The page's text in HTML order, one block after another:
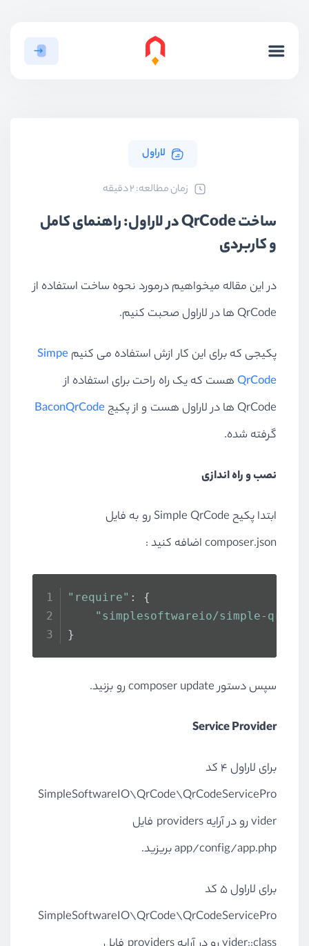
لاراول
ﺯﻣﺎﻥ ﻣﻄﺎﻟﻌﻪ: 2 دقیقه
ساخت QrCode در لاراول: راهنمای کامل
و کاربردی
در این مقاله میخواهیم درمورد نحوه ساخت استفاده از
QrCode ها در لاراول صحبت کنیم.
پکیجی که برای این کار ازش استفاده می کنیم Simpe
QrCodeهست که یک راه راحت برای استفاده از
QrCode ها در لاراول هست و از پکیج
BaconQrCode
گرفته شده.
نصب و راه اندازی
ابتدا پکیح Simple QrCode رو به فایل
composer.json اضافه کنید :
"require" : {
"simplesoftwareio/simple-
}
سپس دستور composer update رو بزنید.
Service Provider
برای لاراول 4 کد
SimpleSoftwareIO\QrCode\QrCodeServicePro
vider رو در آرایه providers فایل
app/config/app.php بریزید.
برای لاراول 5 کد
SimpleSoftwareIO\QrCode\QrCodeServicePro